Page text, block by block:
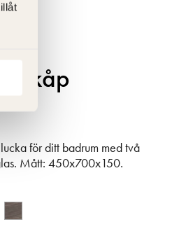
för ditt badrum med två
Mått: 450x700x150.